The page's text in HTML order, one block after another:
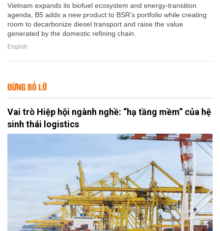
Vietnam expands its biofuel ecosystem and energy-transition
agenda, B5 adds a new product to BSR’s portfolio while creating
room to decarbonize diesel transport and raise the value
generated by the domestic refining chain.
English
ĐỪNG BỎ LỠ
Vai trò Hiệp hội ngành nghề: “hạ tầng mềm” của hệ
sinh thái logistics